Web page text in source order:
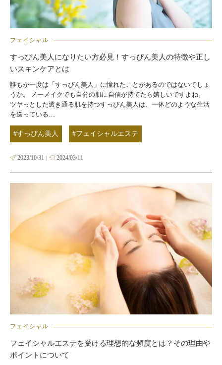
フェイシャル
すっぴん美人になりたい方必見！すっぴん美人の特徴や正し
いスキンケアとは
誰もが一度は「すっぴん美人」に憧れたことがあるのではないでしょ
うか。 ノーメイクでも自分の肌に自信が持てたら嬉しいですよね。
ツヤっとした透き通る肌を持つすっぴん美人は、一体どのような生活
を送っている…
#すっぴん美人 #フェイシャルエステ
2023/10/31 2024/03/11
フェイシャル
フェイシャルエステを受ける理想的な頻度とは？その理由や
ポイントについて